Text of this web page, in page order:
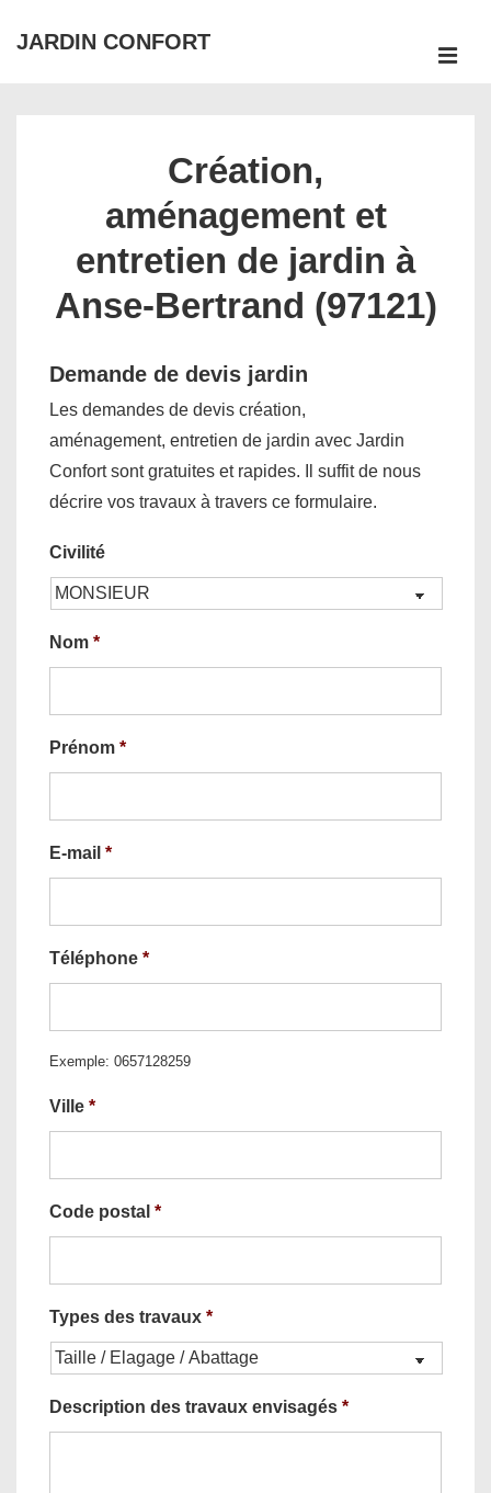
passer
JARDIN CONFORT
Création,
aménagement et
entretien de jardin à
Anse-Bertrand (97121)
Demande de devis jardin
Les demandes de devis création,
aménagement, entretien de jardin avec Jardin
Confort sont gratuites et rapides. Il suffit de nous
décrire vos travaux à travers ce formulaire.
Civilité
Nom *
Prénom *
E-mail *
Téléphone *
Exemple: 0657128259
Ville *
Code postal *
Types des travaux *
Description des travaux envisagés *